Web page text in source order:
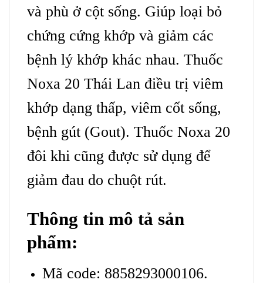
và phù ở cột sống. Giúp loại bỏ
chứng cứng khớp và giảm các
bệnh lý khớp khác nhau. Thuốc
Noxa 20 Thái Lan điều trị viêm
khớp dạng thấp, viêm cốt sống,
bệnh gút (Gout). Thuốc Noxa 20
đôi khi cũng được sử dụng để
giảm đau do chuột rút.
Thông tin mô tả sản
phẩm:
Mã code: 8858293000106.